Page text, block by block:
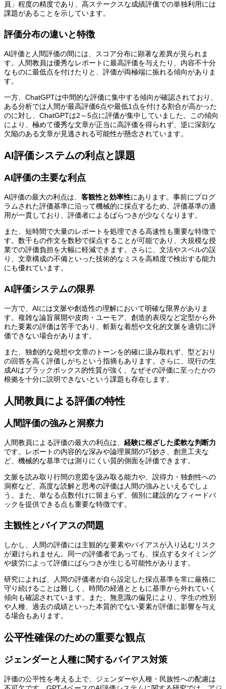
員」程度の精度であり、高ステークスな成績評価での単独利用には
課題があることを示しています。
評価分布の違いと特徴
AI評価と人間評価の間には、スコア分布に顕著な差異が見られま
す。人間教員は優秀なレポートに最高評価を与えたり、内容不十分
なものに最低点を付けたりと、評価が両極端に振れる傾向がありま
す。
一方、ChatGPTは中間的な評価に集中する傾向が確認されており、
ある分析では人間が最高評価6点や最低1点を付ける割合が高かった
のに対し、ChatGPTは2～5点に評価が集中していました。この傾向
により、極めて優秀な文章が正当に高評価を得られず、逆に深刻な
欠陥のある文章が見逃される可能性が懸念されています。
AI評価システムの利点と課題
AI評価の主要な利点
AI評価の最大の利点は、 客観性と効率性にあります。事前にプログ
ラムされた評価基準に沿って機械的に採点するため、評価基準の適
用が一貫しており、評価者によるばらつきが少なくなります。
また、短時間で大量のレポートを処理できる高速性も重要な特徴で
す。数千もの作文を数秒で採点することが可能であり、大規模な授
業での評価負担を大幅に軽減できます。さらに、文法やスペルの誤
り、文章構成の不備といった技術的なミスを高精度で検出する能力
にも優れています。
AI評価システムの限界
一方で、AIには文脈や創造性の理解において明確な限界がありま
す。複雑な論旨展開や皮肉・ユーモア、創造的表現など定型から外
れた要素の評価は苦手であり、斬新な着想や文化的文脈を適切に評
価できない場合があります。
また、独創的な発想や文章のトーンを的確に汲み取れず、型どおり
の回答を高く評価しがちという指摘もあります。さらに、現行の生
成AIはブラックボックス的性質が強く、なぜその評価に至ったかの
根拠を十分に説明できないという課題も存在します。
人間教員による評価の特性
人間評価の強みと洞察力
人間教員による評価の最大の利点は、 経験に根ざした柔軟な判断力
です。レポートの内容的な深みや論理展開の巧妙さ、創意工夫な
ど、機械的な基準では測りにくい質的側面を評価できます。
文脈を読み取り行間の意図を汲み取る能力や、説得力・独創性への
洞察など、高度な読解と思考の評価は人間の強みといえるでしょ
う。また、単なる点数付けに留まらず、個別に建設的なフィードバ
ックを提供できる点も重要な特徴です。
主観性とバイアスの問題
しかし、人間の評価には主観的な要素やバイアスが入り込むリスク
が避けられません。同一の評価者であっても、採点するタイミング
や疲労によって評価にばらつきが生じる可能性があります。
研究によれば、人間の評価者が自ら設定した採点基準を常に厳格に
守り続けることは難しく、時間の経過とともに基準から外れていく
傾向も確認されています。また、無意識の偏見により、学生の性別
や人種、過去の成績といった本質的でない要素が評価に影響を与え
る場合もあります。
公平性確保のための重要な観点
ジェンダーと人種に関するバイアス対策
評価の公平性を考える上で、ジェンダーや人種・民族性への配慮は